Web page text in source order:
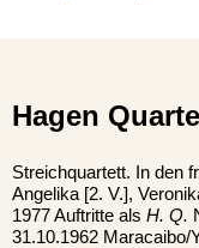
Hagen
Streichquartett. In den
Angelika [2. V.],
1977 Auftritte als H. Q.
31.10.1962